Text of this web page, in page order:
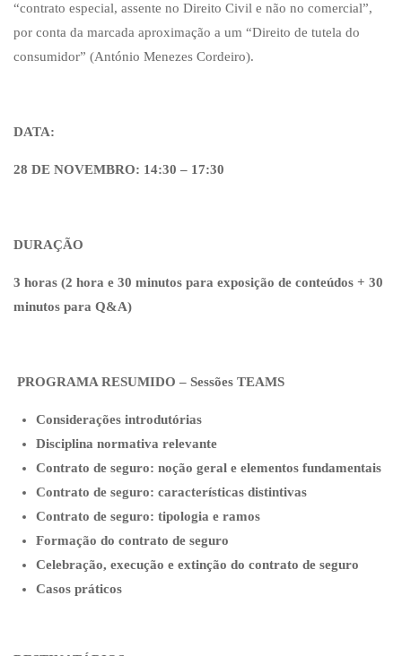
“contrato especial, assente no Direito Civil e não no comercial”,
por conta da marcada aproximação a um “Direito de tutela do
consumidor” (António Menezes Cordeiro).
DATA:
28 DE NOVEMBRO: 14:30 – 17:30
DURAÇÃO
3 horas (2 hora e 30 minutos para exposição de conteúdos + 30
minutos para Q&A)
PROGRAMA RESUMIDO – Sessões TEAMS
Considerações introdutórias
Disciplina normativa relevante
Contrato de seguro: noção geral e elementos fundamentais
Contrato de seguro: características distintivas
Contrato de seguro: tipologia e ramos
Formação do contrato de seguro
Celebração, execução e extinção do contrato de seguro
Casos práticos